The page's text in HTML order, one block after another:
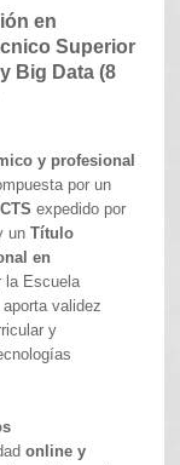
en
Superior
Big Data (8
y profesional
por un
expedido por
un Título
en
la Escuela
validez
y
online y